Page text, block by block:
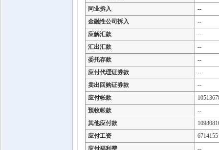
同业拆入
--
金融性公司拆入
--
应解汇款
--
汇出汇款
--
委托存款
--
应付代理证券款
--
卖出回购证券款
--
应付帐款
预收帐款
--
其他应付款
应付工资
6714155
应付福利费
--